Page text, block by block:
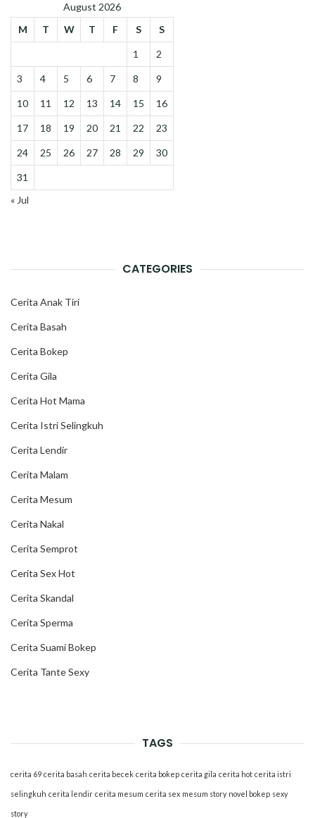
August 2026
M
T W T F S S
1 2
3 4 5 6 7 8 9
10 11 12 13 14 15 16
17 18 19 20 21 22 23
24 25 26 27 28 29 30
31
« Jul
CATEGORIES
Cerita Anak Tiri
Cerita Basah
Cerita Bokep
Cerita Gila
Cerita Hot Mama
Cerita Istri Selingkuh
Cerita Lendir
Cerita Malam
Cerita Mesum
Cerita Nakal
Cerita Semprot
Cerita Sex Hot
Cerita Skandal
Cerita Sperma
Cerita Suami Bokep
Cerita Tante Sexy
TAGS
cerita 69 cerita basah cerita becek cerita bokep cerita gila cerita hot cerita istri
selingkuh cerita lendir cerita mesum cerita sex mesum story novel bokep sexy
story